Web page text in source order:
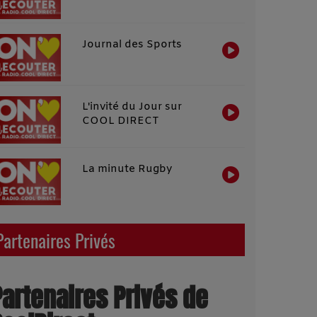
Journal des Sports
L'invité du Jour sur
COOL DIRECT
La minute Rugby
Privés
Privés de